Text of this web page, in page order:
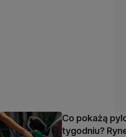
Co pokażą
tygodniu?